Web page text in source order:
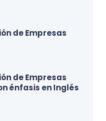
0
de Empresas
de Empresas
énfasis en Inglés